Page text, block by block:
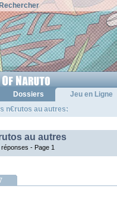
Rechercher
Dossiers
Jeu en Ligne
n€rutos au autres:
au autres
réponses - Page 1